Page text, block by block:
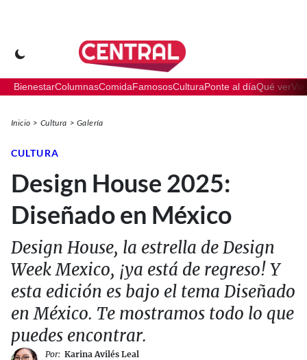
BienestarColumnasComidaFamososCulturaPonte al díaQué ver
Inicio Cultura Galería
CULTURA
Design House 2025:
Diseñado en México
Design House, la estrella de Design
Week Mexico, ¡ya está de regreso! Y
esta edición es bajo el tema Diseñado
en México. Te mostramos todo lo que
puedes encontrar.
Por: Karina Avilés Leal